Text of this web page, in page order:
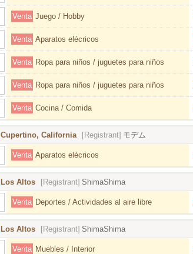
Venta Juego / Hobby
Venta Aparatos elécricos
Venta Ropa para niños / juguetes para niños
Venta Ropa para niños / juguetes para niños
Venta Cocina / Comida
Cupertino, California [Registrant] モデム
Venta Aparatos elécricos
Los Altos [Registrant] ShimaShima
Venta Deportes / Actividades al aire libre
Los Altos [Registrant] ShimaShima
Venta Muebles / Interior